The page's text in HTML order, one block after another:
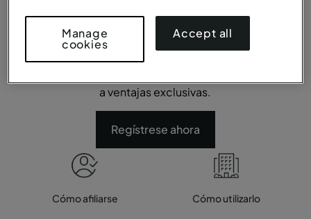
es sencilla y, desde el primer día, podrá
disfrutar de un 10% de descuento en
a ventajas exclusivas.
Regístrese ahora
Cómo afiliarse Cómo utilizarlo
Manage
cookies
Accept all